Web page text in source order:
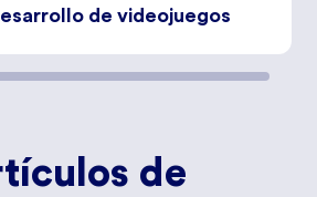
de videojuegos
de